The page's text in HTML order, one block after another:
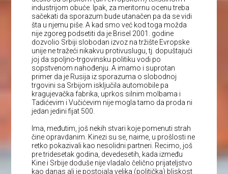
industrijom obuće. Ipak, za meritornu ocenu treba
sačekati da sporazum bude utanačen pa da se vidi
šta u njemu piše. A kad smo već kod toga možda
nije zgoreg podsetiti da je Brisel 2001. godine
dozvolio Srbiji slobodan izvoz na tržište Evropske
unije ne tražeći nikakvu protivuslugu, tj. dopuštajući
joj da spoljno-trgovinsku politiku vodi po
sopstvenom nahođenju. A imamo i suprotan
primer da je Rusija iz sporazuma o slobodnoj
trgovini sa Srbijom isključila automobile pa
kragujevačka fabrika, uprkos silnim molbama i
Tadićevim i Vučićevim nije mogla tamo da proda ni
jedan jedini fijat 500.
Ima, međutim, još nekih stvari koje pomenuti strah
čine opravdanim. Kinezi su se, naime, u prošlosti ne
retko pokazivali kao nesolidni partneri. Recimo, još
pre tridesetak godina, devedesetih, kada između
Kine i Srbije doduše nije vladalo čelično prijateljstvo
kao danas ali je postojala velika (politička) bliskost